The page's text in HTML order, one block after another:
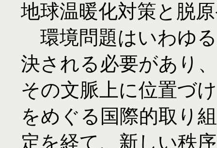
地球温暖化対策と脱
環境問題はいわゆ
決される必要があり
その文脈上に位置づ
をめぐる国際的取り
定を経て、新しい秩